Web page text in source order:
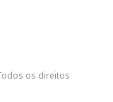
os direitos